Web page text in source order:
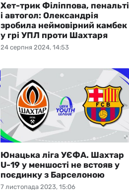
24 серпня 2024, 14:53
Хет-трик Філіппова, пенальті
і автогол: Олександрія
зробила неймовірний камбек
у грі УПЛ проти Шахтаря
7 листопада 2023, 15:06
Юнацька ліга УЄФА. Шахтар
U-19 у меншості не встояв у
поєдинку з Барселоною